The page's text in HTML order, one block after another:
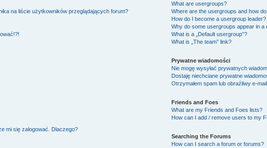
na liście użytkowników przeglądających forum?
mi się zalogować. Dlaczego?
What are usergroups?
Where are the usergroups and how
How do I become a usergroup leader?
Why do some usergroups appear in a
What is a „Default usergroup”?
What is „The team” link?
Prywatne wiadomości
Nie mogę wysyłać prywatnych
Dostaję niechciane prywatne
Otrzymałem spam lub obraźliwy e-
Friends and Foes
What are my Friends and Foes lists?
How can I add / remove users to my
Searching the Forums
How can I search a forum or forums?